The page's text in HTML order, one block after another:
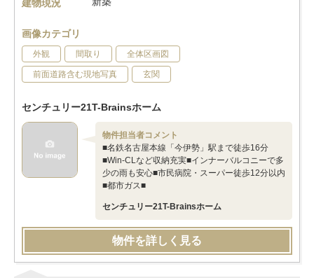
建物現況
画像カテゴリ
外観 間取り 全体区画図
前面道路含む現地写真 玄関
センチュリー21T-Brainsホーム
物件担当者コメント
■名鉄名古屋本線「今伊勢」駅まで徒歩16分
■Win-CLなど収納充実■インナーバルコニーで多
少の雨も安心■市民病院・スーパー徒歩12分以内
■都市ガス■
センチュリー21T-Brainsホーム
物件を詳しく見る